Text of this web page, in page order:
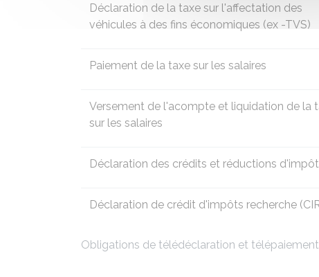
Obligations de télédéclaration et
Déclaration de la taxe sur l'affectation des
véhicules à des fins économiques (ex -TVS)
Paiement de la taxe sur les salaires
Versement de l'acompte et liquidation de la
sur les salaires
Déclaration des crédits et réductions
Déclaration de crédit d'impôts recherche